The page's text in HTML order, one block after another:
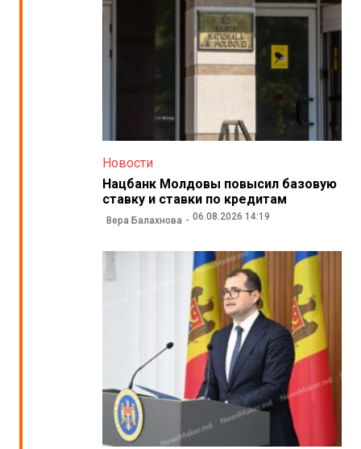
Новости
Нацбанк Молдовы повысил базовую
ставку и ставки по кредитам
Вера Балахнова 06.08.2026 14:19